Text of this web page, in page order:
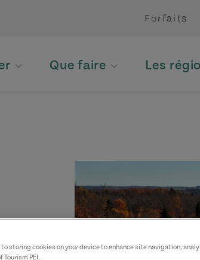
Forfaits
Que faire Les
storing cookies on your device to enhance site navigation,
PEI.